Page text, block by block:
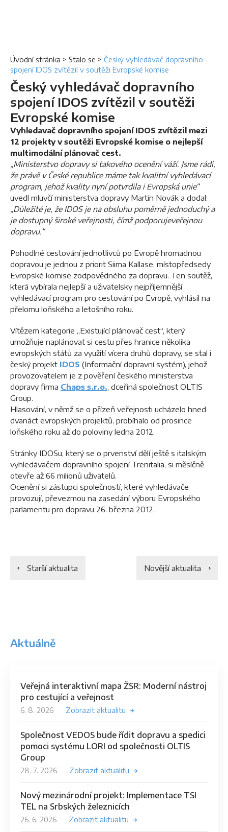
Úvodní stránka > Stalo se > Český vyhledávač dopravního
spojení IDOS zvítězil v soutěži Evropské komise
Český vyhledávač dopravního
spojení IDOS zvítězil v soutěži
Evropské komise
Vyhledavač dopravního spojení IDOS zvítězil mezi
12 projekty v soutěži Evropské komise o nejlepší
multimodální plánovač cest.
„Ministerstvo dopravy si takového ocenění váží. Jsme rádi,
že právě v České republice máme tak kvalitní vyhledávací
program, jehož kvality nyní potvrdila i Evropská unie“
uvedl mluvčí ministerstva dopravy Martin Novák a dodal:
„Důležité je, že IDOS je na obsluhu poměrně jednoduchý a
je dostupný široké veřejnosti, čímž podporujeveřejnou
dopravu.“
Pohodlné cestování jednotlivců po Evropě hromadnou
dopravou je jednou z priorit Siima Kallase, místopředsedy
Evropské komise zodpovědného za dopravu. Ten soutěž,
která vybírala nejlepší a uživatelsky nejpříjemnější
vyhledávací program pro cestování po Evropě, vyhlásil na
přelomu loňského a letošního roku.
Vítězem kategorie „Existující plánovač cest“, který
umožňuje naplánovat si cestu přes hranice několika
evropských států za využití vícera druhů dopravy, se stal i
český projekt IDOS (Informační dopravní systém), jehož
provozovatelem je z pověření českého ministerstva
dopravy firma Chaps s.r.o., dceřiná společnost OLTIS
Group.
Hlasování, v němž se o přízeň veřejnosti ucházelo hned
dvanáct evropských projektů, probíhalo od prosince
loňského roku až do poloviny ledna 2012.
Stránky IDOSu, který se o prvenství dělí ještě s italským
vyhledávačem dopravního spojení Trenitalia, si měsíčně
otevře až 66 milionů uživatelů.
Ocenění si zástupci společností, které vyhledávače
provozují, převezmou na zasedání výboru Evropského
parlamentu pro dopravu 26. března 2012.
Starší aktualita Novější aktualita
Aktuálně
Veřejná interaktivní mapa ŽSR: Moderní nástroj
pro cestující a veřejnost
6. 8. 2026 Zobrazit aktualitu
Společnost VEDOS bude řídit dopravu a spedici
pomoci systému LORI od společnosti OLTIS
Group
28. 7. 2026 Zobrazit aktualitu
Nový mezinárodní projekt: Implementace TSI
TEL na Srbských železnicích
26. 6. 2026 Zobrazit aktualitu